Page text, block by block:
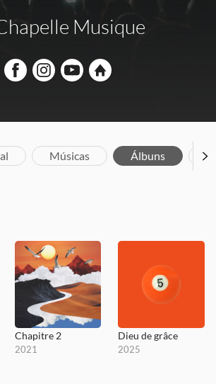
Musique
Músicas Álbuns
Chapitre 2
2021
Dieu de grâce
2025